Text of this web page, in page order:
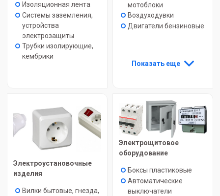
Изоляционная лента
Системы заземления,
устройства
электрозащиты
Трубки изолирующие,
кембрики
мотоблоки
Воздуходувки
Двигатели бензиновые
Показать еще
Электроустановочные
изделия
Вилки бытовые, гнезда,
Электрощитовое
оборудование
Боксы пластиковые
Автоматические
выключатели